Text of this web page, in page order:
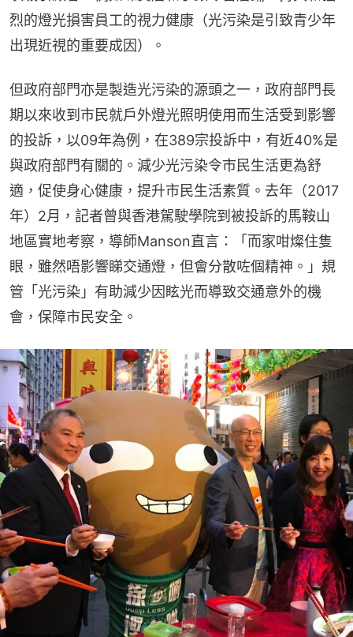
烈的燈光損害員工的視力健康（光污染是引致青少年
出現近視的重要成因）。
但政府部門亦是製造光污染的源頭之一，政府部門長
期以來收到市民就戶外燈光照明使用而生活受到影響
的投訴，以09年為例，在389宗投訴中，有近40%是
與政府部門有關的。減少光污染令市民生活更為舒
適，促使身心健康，提升市民生活素質。去年（2017
年）2月，記者曾與香港駕駛學院到被投訴的馬鞍山
地區實地考察，導師Manson直言：「而家咁燦住隻
眼，雖然唔影響睇交通燈，但會分散咗個精神。」規
管「光污染」有助減少因眩光而導致交通意外的機
會，保障市民安全。